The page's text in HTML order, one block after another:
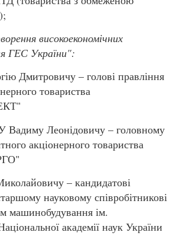
високоекономічних
ГЕС України":
Дмитровичу – голові правління
товариства
Леонідовичу – головному
акціонерного товариства
– кандидатові
науковому співробітникові
машинобудування ім.
академії наук України